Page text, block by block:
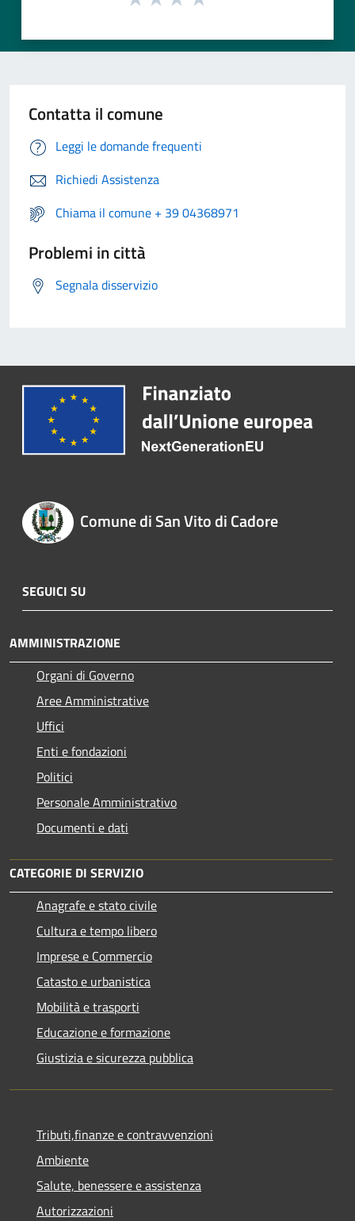
Contatta il comune
Leggi le domande frequenti
Richiedi Assistenza
Chiama il comune + 39 04368971
Problemi in città
Segnala disservizio
Comune di San Vito di Cadore
SEGUICI SU
AMMINISTRAZIONE
Organi di Governo
Aree Amministrative
Uffici
Enti e fondazioni
Politici
Personale Amministrativo
Documenti e dati
CATEGORIE DI SERVIZIO
Anagrafe e stato civile
Cultura e tempo libero
Imprese e Commercio
Catasto e urbanistica
Mobilità e trasporti
Educazione e formazione
Giustizia e sicurezza pubblica
Tributi,finanze e contravvenzioni
Ambiente
Salute, benessere e assistenza
Autorizzazioni